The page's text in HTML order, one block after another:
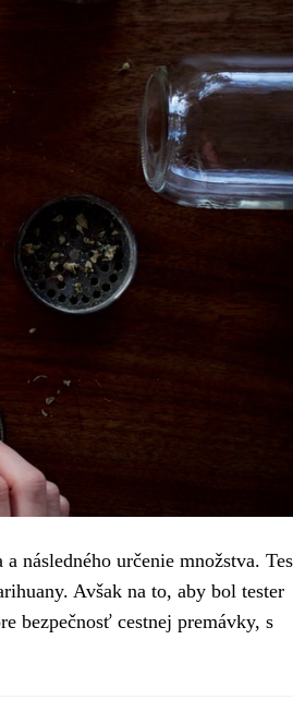
následného určenie množstva.
Avšak na to, aby bol tester
bezpečnosť cestnej premávky, s